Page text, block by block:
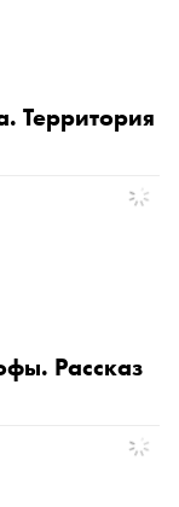
Территория
Рассказ